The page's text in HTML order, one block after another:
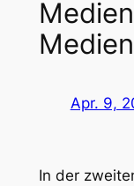
Apr. 9,
In der